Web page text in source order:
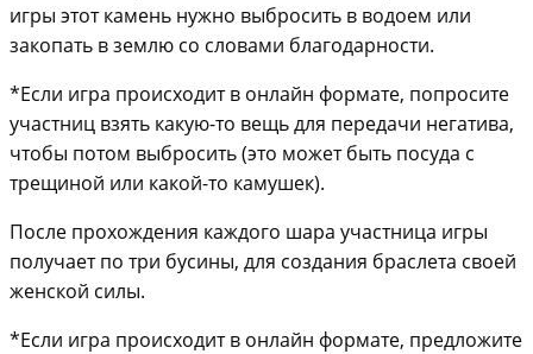
игры этот камень нужно выбросить в водоем или
закопать в землю со словами благодарности.
*Если игра происходит в онлайн формате, попросите
участниц взять какую-то вещь для передачи негатива,
чтобы потом выбросить (это может быть посуда с
трещиной или какой-то камушек).
После прохождения каждого шара участница игры
получает по три бусины, для создания браслета своей
женской силы.
*Если игра происходит в онлайн формате, предложите